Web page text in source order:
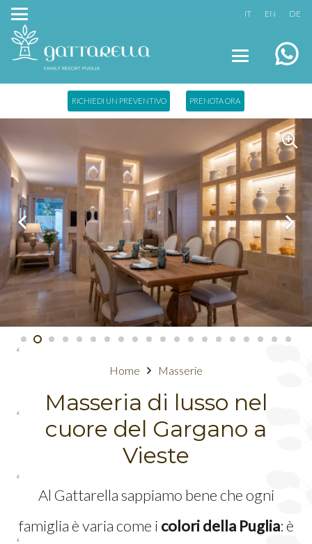
IT EN DE
RICHIEDI UN PREVENTIVO PRENOTA ORA
Home Masserie
Masseria di lusso nel
cuore del Gargano a
Vieste
Al Gattarella sappiamo bene che ogni
famiglia è varia come i colori della Puglia: è